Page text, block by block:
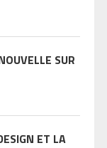
SUR
ET LA